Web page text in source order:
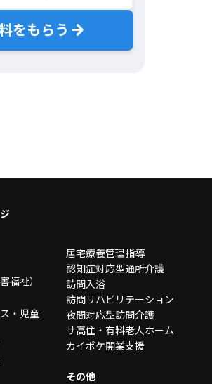
をもらう
福祉）
・ 児童
居宅療養管理指導
認知症対応型通所介護
訪問入浴
訪問リハビリテーション
夜間対応型訪問介護
サ高住・有料老人ホーム
カイポケ開業支援
その他